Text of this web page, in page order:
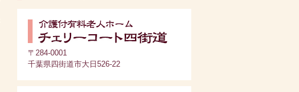
〒284-0001
千葉県四街道市大日526-22